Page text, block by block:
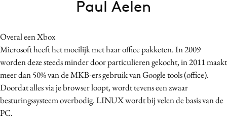
Carriere
Contentmarketing
Customer Experience
Data & Insights
Design
Overal een Xbox
Microsoft heeft het moeilijk met haar office pakketen. In 2009
worden deze steeds minder door particulieren gekocht, in 2011 maakt
meer dan 50% van de MKB-ers gebruik van Google tools (office).
Doordat alles via je browser loopt, wordt tevens een zwaar
besturingssysteem overbodig. LINUX wordt bij velen de basis van de
PC.
Paul Aelen